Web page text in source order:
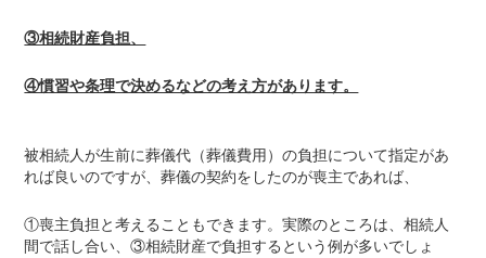
③相続財産負担、
④慣習や条理で決めるなどの考え方があります。
被相続人が生前に葬儀代（葬儀費用）の負担について指定があ
れば良いのですが、葬儀の契約をしたのが喪主であれば、
①喪主負担と考えることもできます。実際のところは、相続人
間で話し合い、③相続財産で負担するという例が多いでしょ